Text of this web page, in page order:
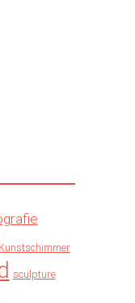
Kunstschimmer
sculpture